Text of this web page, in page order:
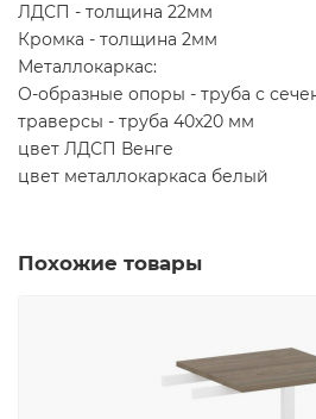
ЛДСП - толщина 22мм
Кромка - толщина 2мм
Металлокаркас:
О-образные опоры - труба с
траверсы - труба 40х20 мм
цвет ЛДСП Венге
цвет металлокаркаса белый
Похожие товары